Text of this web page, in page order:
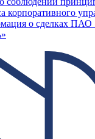
корпоративного
о сделках